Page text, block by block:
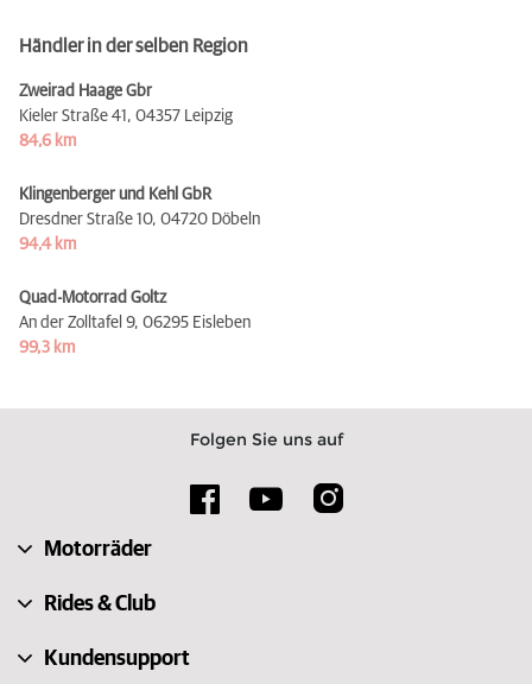
Händler in der selben Region
Zweirad Haage Gbr
Kieler Straße 41, 04357 Leipzig
84,6 km
Klingenberger und Kehl GbR
Dresdner Straße 10, 04720 Döbeln
94,4 km
Quad-Motorrad Goltz
An der Zolltafel 9, 06295 Eisleben
99,3 km
Folgen Sie uns auf
Motorräder
Rides & Club
Kundensupport